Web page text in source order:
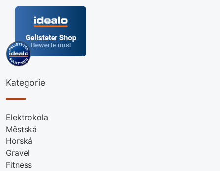
Kategorie
Elektrokola
Městská
Horská
Gravel
Fitness